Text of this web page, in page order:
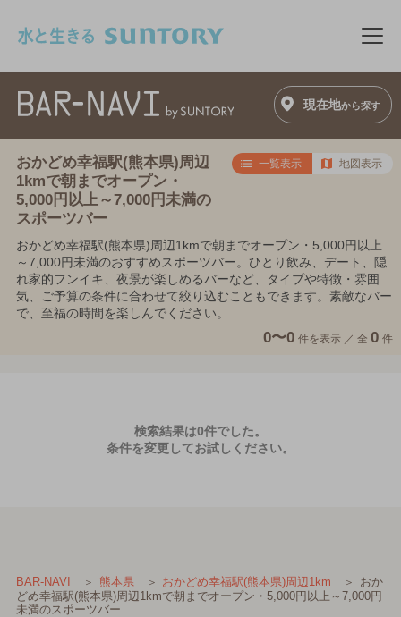
メ
現在地から探す
おかどめ幸福駅(熊本県)周辺
1kmで朝までオープン・
5,000円以上～7,000円未満の
スポーツバー
一覧表示 地図表示
おかどめ幸福駅(熊本県)周辺1kmで朝までオープン・5,000円以上
～7,000円未満のおすすめスポーツバー。ひとり飲み、デート、隠
れ家的フンイキ、夜景が楽しめるバーなど、タイプや特徴・雰囲
気、ご予算の条件に合わせて絞り込むこともできます。素敵なバー
で、至福の時間を楽しんでください。
0〜0 件を表示 ／ 全 0 件
検索結果は0件でした。
条件を変更してお試しください。
BAR-NAVI 熊本県 おかどめ幸福駅(熊本県)周辺1km
おか
どめ幸福駅(熊本県)周辺1kmで朝までオープン・5,000円以上～7,000円
未満のスポーツバー